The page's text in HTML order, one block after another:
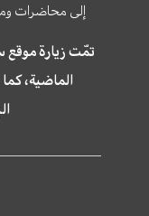
إلى محاضرات
الماضية،